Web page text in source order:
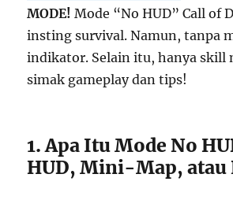
MODE! Mode “No HUD” Call of
insting survival. Namun, tanpa
indikator. Selain itu, hanya skill
simak gameplay dan tips!
1. Apa Itu Mode No
HUD, Mini-Map, atau